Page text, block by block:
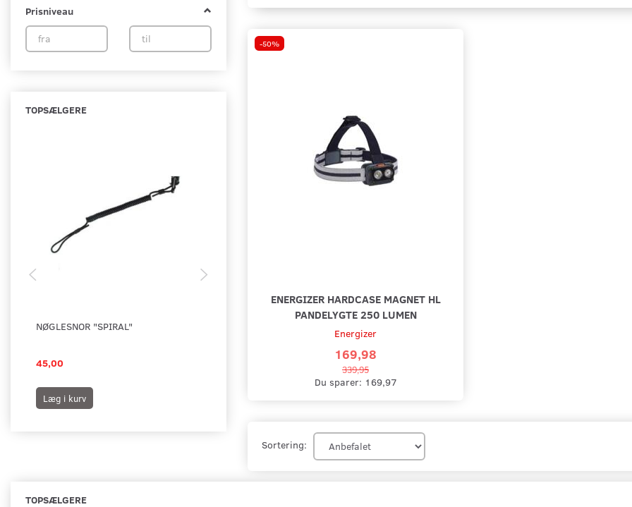
Prisniveau
TOPSÆLGERE
NØGLESNOR "SPIRAL"
45,00
Læg i kurv
-50%
ENERGIZER HARDCASE MAGNET HL
PANDELYGTE 250 LUMEN
Energizer
169,98
339,95
Du sparer: 169,97
Sortering:
TOPSÆLGERE